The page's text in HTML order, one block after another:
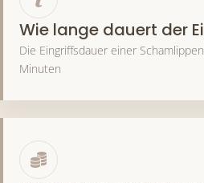
Wie lange dauert der
Die Eingriffsdauer einer
Minuten